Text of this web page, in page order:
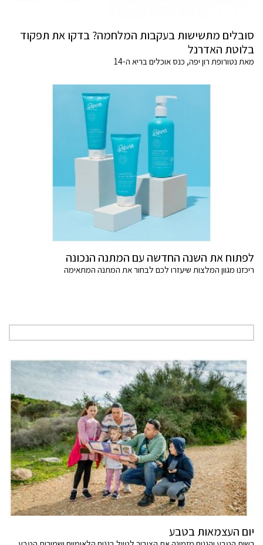
סובלים מתשישות בעקבות המלחמה? בדקו את תפקוד
בלוטת האדרנל
מאת נטורופת רון יפה, כנס אוכלים בריא ה-14
לפתוח את השנה החדשה עם המתנה הנכונה
ריכזנו מגוון המלצות שיעזרו לכם לבחור את המתנה המתאימה
יום העצמאות בטבע